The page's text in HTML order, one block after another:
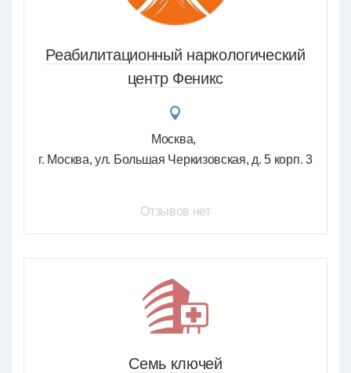
Реабилитационный наркологический
центр Феникс
Москва
г. Москва, ул. Большая Черкизовская, д. 5 корп. 3
Отзывов нет
Семь ключей